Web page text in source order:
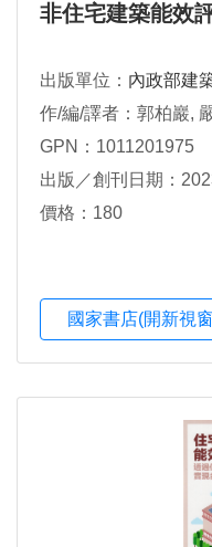
非住宅建築能效
出版單位： 內政部建
作/編/譯者：郭柏巖,
GPN：1011201975
出版／創刊日期：
價格：180
國家書店(開新視